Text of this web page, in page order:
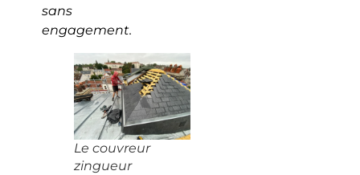
sans
engagement.
Le couvreur
zingueur